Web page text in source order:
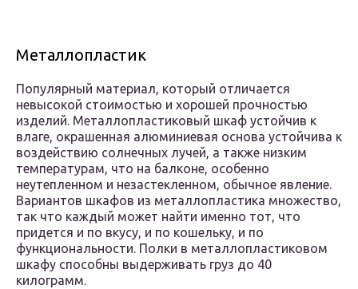
Металлопластик
Популярный материал, который отличается
невысокой стоимостью и хорошей прочностью
изделий. Металлопластиковый шкаф устойчив к
влаге, окрашенная алюминиевая основа устойчива к
воздействию солнечных лучей, а также низким
температурам, что на балконе, особенно
неутепленном и незастекленном, обычное явление.
Вариантов шкафов из металлопластика множество,
так что каждый может найти именно тот, что
придется и по вкусу, и по кошельку, и по
функциональности. Полки в металлопластиковом
шкафу способны выдерживать груз до 40
килограмм.